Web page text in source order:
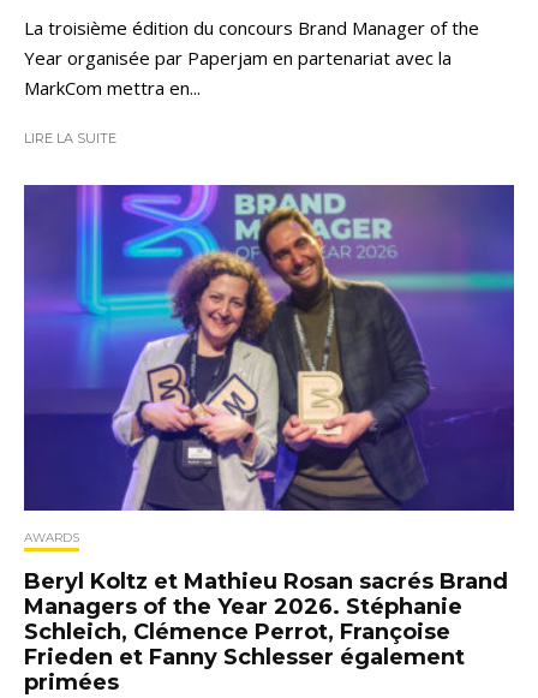
La troisième édition du concours Brand Manager of the
Year organisée par Paperjam en partenariat avec la
MarkCom mettra en...
LIRE LA SUITE
AWARDS
Beryl Koltz et Mathieu Rosan sacrés Brand
Managers of the Year 2026. Stéphanie
Schleich, Clémence Perrot, Françoise
Frieden et Fanny Schlesser également
primées